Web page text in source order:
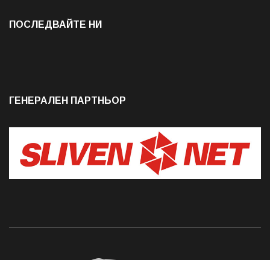
ПОСЛЕДВАЙТЕ НИ
ГЕНЕРАЛЕН ПАРТНЬОР